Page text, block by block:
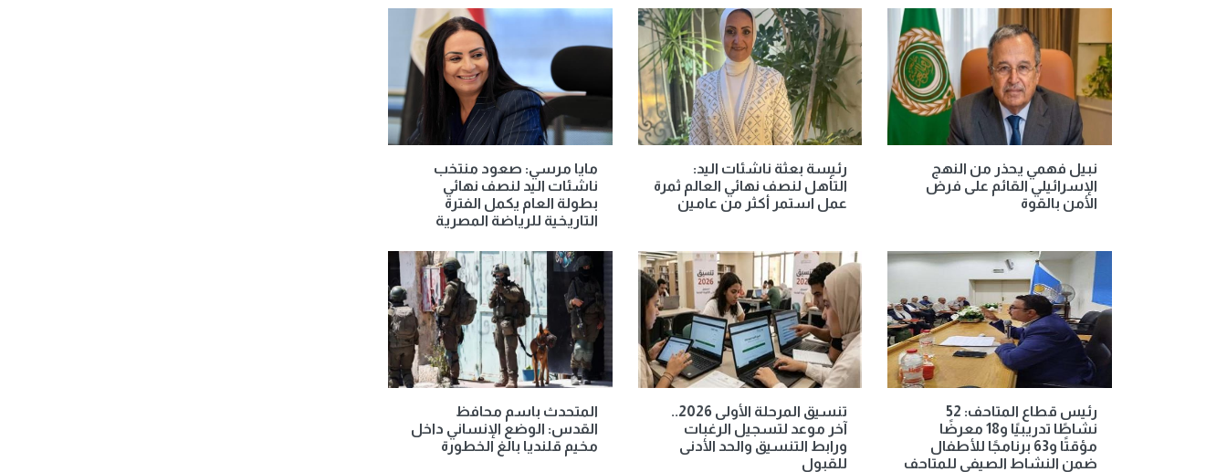
نبيل فهمي يحذر من النهج
الإسرائيلي القائم على فرض
الأمن بالقوة
رئيسة بعثة ناشئات اليد:
التأهل لنصف نهائي العالم ثمرة
عمل استمر أكثر من عامين
مايا مرسي: صعود منتخب
ناشئات اليد لنصف نهائي
بطولة العام يكمل الفترة
التاريخية للرياضة المصرية
رئيس قطاع المتاحف: 52
نشاطًا تدريبيًا و18 معرضًا
مؤقتًا و63 برنامجًا للأطفال
ضمن النشاط الصيفي للمتاحف
تنسيق المرحلة الأولى 2026..
آخر موعد لتسجيل الرغبات
ورابط التنسيق والحد الأدنى
للقبول
المتحدث باسم محافظ
القدس: الوضع الإنساني داخل
مخيم قلنديا بالغ الخطورة